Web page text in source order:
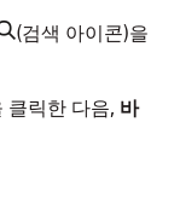
(검색 아이콘)을
클릭한 다음, 바